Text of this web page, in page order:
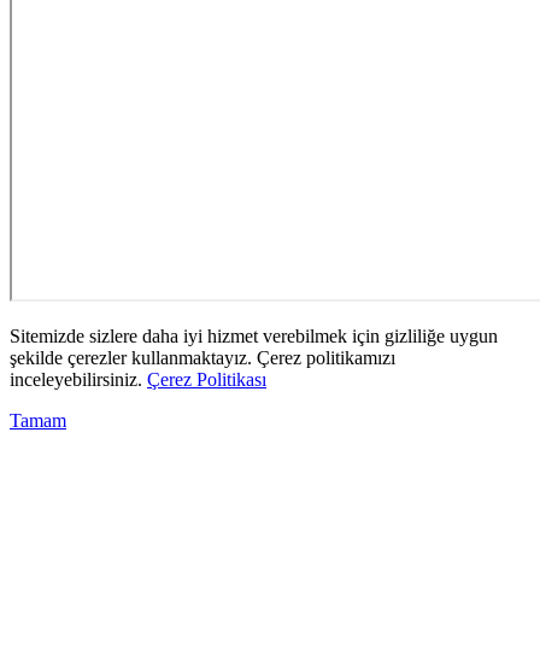
Sitemizde sizlere daha iyi hizmet verebilmek için gizliliğe uygun
şekilde çerezler kullanmaktayız. Çerez politikamızı
inceleyebilirsiniz. Çerez Politikası
Tamam